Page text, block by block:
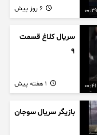
00:29
داریم می رسیم به
اخرای قصه
00:41
سریال کلاغ قسمت
9
بازیگر سریال سوجان